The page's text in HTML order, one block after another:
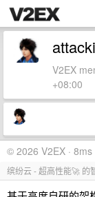
V2EX
+08:00
© 2026 V2EX · 8ms
缤纷云 - 超高性能🚀 的